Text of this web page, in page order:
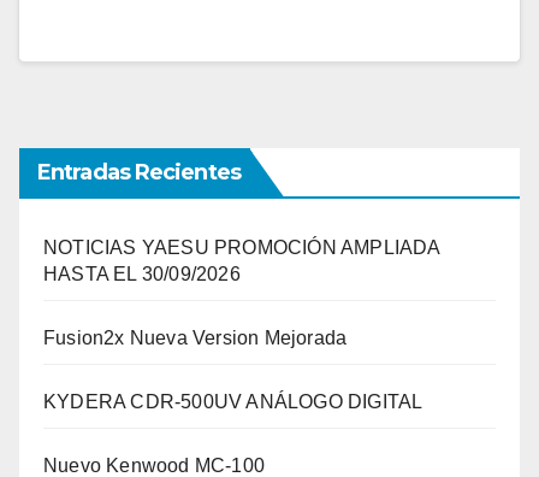
Entradas Recientes
NOTICIAS YAESU PROMOCIÓN AMPLIADA
HASTA EL 30/09/2026
Fusion2x Nueva Version Mejorada
KYDERA CDR-500UV ANÁLOGO DIGITAL
Nuevo Kenwood MC-100